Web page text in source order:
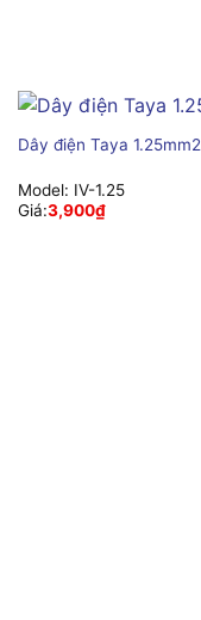
Dây điện Taya 1.25mm2
Model: IV-1.25
Giá:3,900₫